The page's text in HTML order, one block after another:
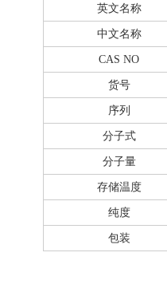
英文名称
中文名称
CAS NO
货号
序列
分子式
分子量
存储温度
纯度
包装